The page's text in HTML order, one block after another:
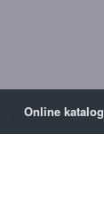
Online katalog